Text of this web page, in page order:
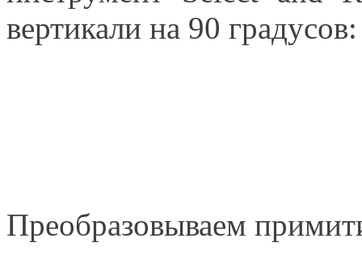
вертикали на 90 градусов:
Преобразовываем